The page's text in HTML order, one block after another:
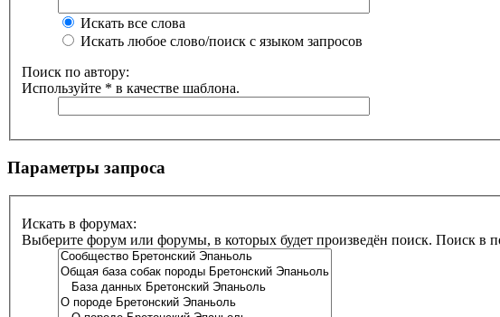
Искать все слова
Искать любое слово/поиск с языком запросов
Поиск по автору:
Используйте * в качестве шаблона.
Параметры запроса
Искать в форумах:
Выберите форум или форумы, в которых будет произведён поиск. Поиск в